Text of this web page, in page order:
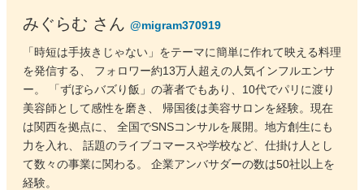
みぐらむ さん @migram370919
「時短は手抜きじゃない」をテーマに簡単に作れて映える料理
を発信する、 フォロワー約13万人超えの人気インフルエンサ
ー。 「ずぼらバズり飯」の著者でもあり、10代でパリに渡り
美容師として感性を磨き、 帰国後は美容サロンを経験。現在
は関西を拠点に、 全国でSNSコンサルを展開。地方創生にも
力を入れ、 話題のライブコマースや学校など、仕掛け人とし
て数々の事業に関わる。 企業アンバサダーの数は50社以上を
経験。